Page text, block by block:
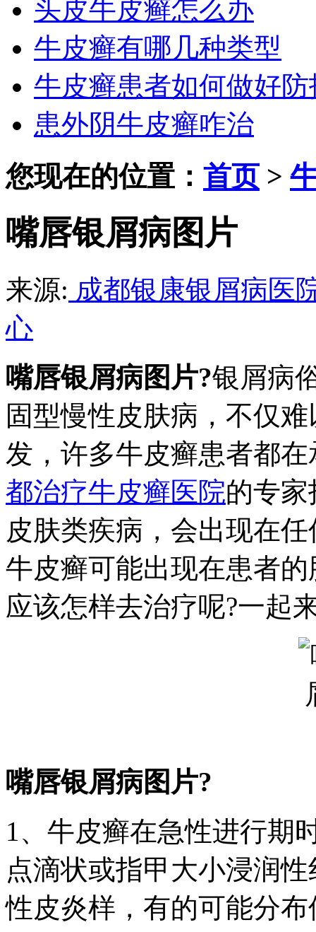
头皮牛皮癣怎么办
牛皮癣有哪几种类型
牛皮癣患者如何做好防
患外阴牛皮癣咋治
您现在的位置： 首页>
嘴唇银屑病图片
来源: 成都银康银屑病医
心
嘴唇银屑病图片?银屑病
固型慢性皮肤病，不仅
发，许多牛皮癣患者都
都治疗牛皮癣医院的专
皮肤类疾病，会出现在
牛皮癣可能出现在患者
应该怎样去治疗呢?一起
嘴唇银屑病图片?
1、牛皮癣在急性进行期
点滴状或指甲大小浸润
性皮炎样，有的可能分